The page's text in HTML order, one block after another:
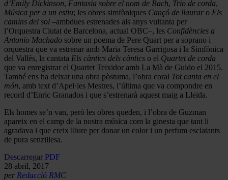
d’Emily Dickinson, Fantasia sobre el nom de Bach, Trio de corda,
Música per a un estiu; les obres simfòniques Cançó de llaurar o Els
camins del sol –ambdues estrenades als anys vuitanta per
l’Orquestra Ciutat de Barcelona, actual OBC–, les Confidències a
Antonio Machado sobre un poema de Pere Quart per a soprano i
orquestra que va estrenar amb Maria Teresa Garrigosa i la Simfònica
del Vallès, la cantata Els càntics dels càntics o el Quartet de corda
que va enregistrar el Quartet Teixidor amb La Mà de Guido el 2015.
També ens ha deixat una obra pòstuma, l’obra coral Tot canta en el
món, amb text d’Apel·les Mestres, l’última que va compondre en
record d’Enric Granados i que s’estrenarà aquest maig a Lleida.
Els homes se’n van, però les obres queden, i l’obra de Guzman
apareix en el camp de la nostra música com la ginesta que tant li
agradava i que creix lliure per donar un color i un perfum esclatants
de pura senzillesa.
Descarregar PDF
28 abril, 2017
per Redacció RMC